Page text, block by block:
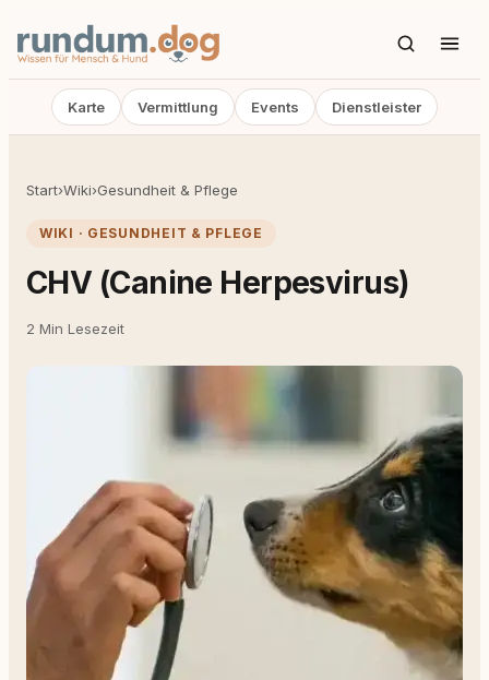
Karte Vermittlung Events Dienstleister
Start›Wiki›Gesundheit & Pflege
WIKI · GESUNDHEIT & PFLEGE
CHV (Canine Herpesvirus)
2 Min Lesezeit